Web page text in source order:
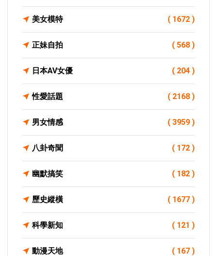
美女模特 ( 1672 )
正妹自拍 ( 568 )
日本AV女優 ( 204 )
性愛話題 ( 2168 )
男女情感 ( 3959 )
八卦奇聞 ( 172 )
幽默搞笑 ( 182 )
歷史縱橫 ( 1677 )
科學新知 ( 121 )
動漫天地 ( 167 )